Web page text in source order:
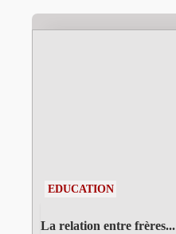
EDUCATION
La relation entre frères...